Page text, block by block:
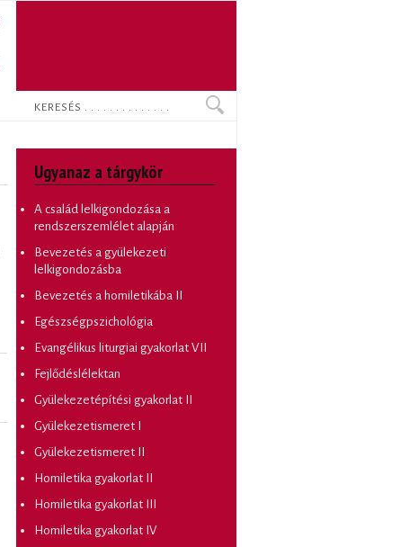
Keresés
Ugyanaz a tárgykör
A család lelkigondozása a
rendszerszemlélet alapján
Bevezetés a gyülekezeti
lelkigondozásba
Bevezetés a homiletikába II
Egészségpszichológia
Evangélikus liturgiai gyakorlat VII
Fejlődéslélektan
Gyülekezetépítési gyakorlat II
Gyülekezetismeret I
Gyülekezetismeret II
Homiletika gyakorlat II
Homiletika gyakorlat III
Homiletika gyakorlat IV